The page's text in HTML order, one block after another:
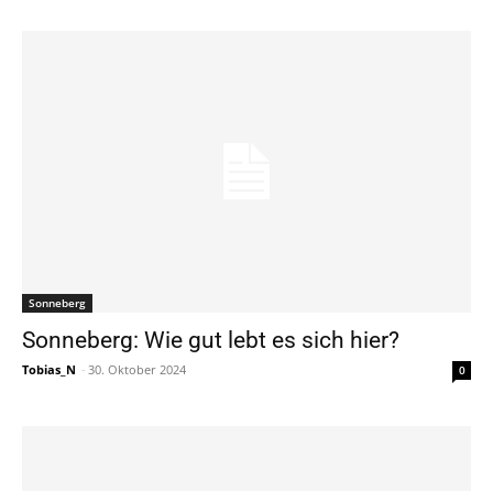
Sonneberg
Sonneberg: Wie gut lebt es sich hier?
Tobias_N - 30. Oktober 2024 0